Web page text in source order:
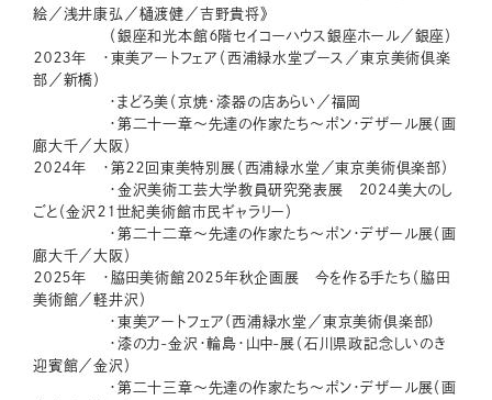
絵／浅井康弘／樋渡健／吉野貴将》
（銀座和光本館６階セイコーハウス銀座ホール／銀座）
２０２３年 ・東美アートフェア（西浦緑水堂ブース／東京美術倶楽
部／新橋）
・まどろ美（京焼・漆器の店あらい／福岡
・第二十一章～先達の作家たち～ポン・デザール展（画
廊大千／大阪）
２０２４年 ・第２２回東美特別展（西浦緑水堂／東京美術倶楽部）
・金沢美術工芸大学教員研究発表展 2024美大のし
ごと（金沢２１世紀美術館市民ギャラリー）
・第二十二章～先達の作家たち～ポン・デザール展（画
廊大千／大阪）
２０２５年 ・脇田美術館２０２５年秋企画展 今を作る手たち（脇田
美術館／軽井沢）
・東美アートフェア(西浦緑水堂／東京美術倶楽部)
・漆の力-金沢・輪島・山中-展（石川県政記念しいのき
迎賓館／金沢）
・第二十三章～先達の作家たち～ポン・デザール展（画